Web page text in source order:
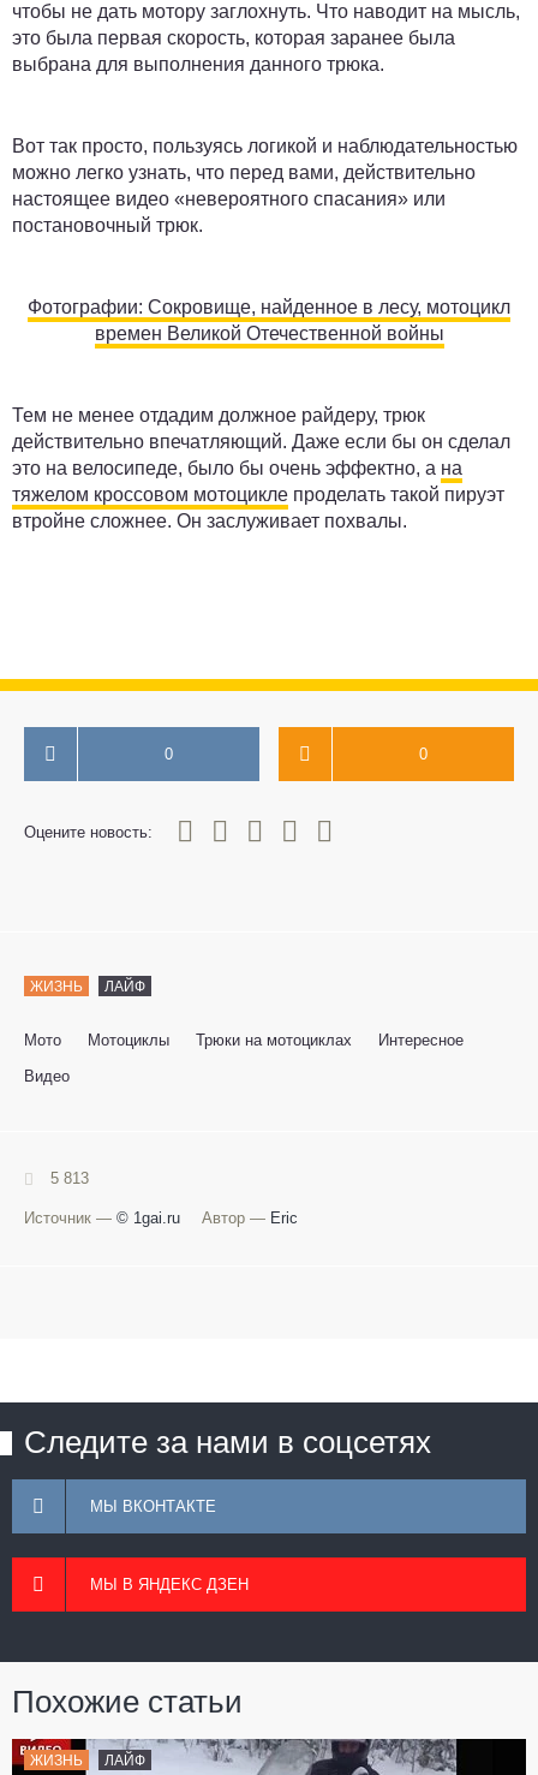
чтобы не дать мотору заглохнуть. Что наводит на мысль,
это была первая скорость, которая заранее была
выбрана для выполнения данного трюка.
Вот так просто, пользуясь логикой и наблюдательностью
можно легко узнать, что перед вами, действительно
настоящее видео «невероятного спасания» или
постановочный трюк.
Фотографии: Сокровище, найденное в лесу, мотоцикл
времен Великой Отечественной войны
Тем не менее отдадим должное райдеру, трюк
действительно впечатляющий. Даже если бы он сделал
это на велосипеде, было бы очень эффектно, а на
тяжелом кроссовом мотоцикле проделать такой пируэт
втройне сложнее. Он заслуживает похвалы.
0 0
Оцените новость:
0
1 3 4 5
ЖИЗНЬ ЛАЙФ
Мото Мотоциклы Трюки на мотоциклах
Интересное
Видео
5 813
Источник — © 1gai.ru Автор — Eric
Следите за нами в соцсетях
МЫ ВКОНТАКТЕ
МЫ В ЯНДЕКС ДЗЕН
Похожие статьи
ЖИЗНЬ ЛАЙФ